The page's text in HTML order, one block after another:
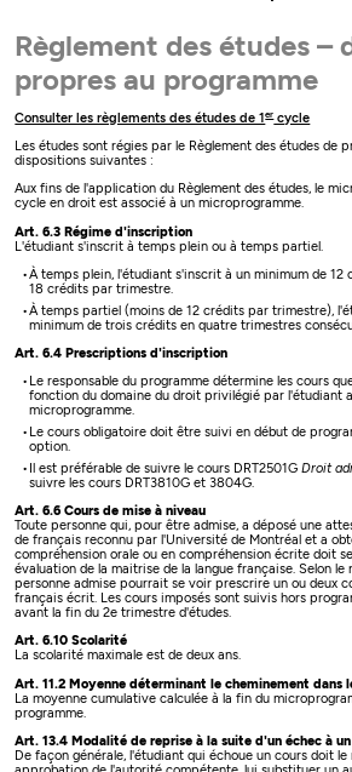
Règlement des études –
propres au programme
Consulter les règlements des études de 1ercycle
Les études sont régies par le Règlement des études de
dispositions suivantes :
Aux fins de l'application du Règlement des études, le
cycle en droit est associé à un microprogramme.
Art. 6.3 Régime d'inscription
L'étudiant s'inscrit à temps plein ou à temps partiel.
À temps plein, l'étudiant s'inscrit à un minimum de 12
18 crédits par trimestre.
À temps partiel (moins de 12 crédits par trimestre),
minimum de trois crédits en quatre trimestres
Art. 6.4 Prescriptions d'inscription
Le responsable du programme détermine les cours
fonction du domaine du droit privilégié par l'étudiant
microprogramme.
Le cours obligatoire doit être suivi en début de
option.
Il est préférable de suivre le cours DRT2501G Droit
suivre les cours DRT3810G et 3804G.
Art. 6.6 Cours de mise à niveau
Toute personne qui, pour être admise, a déposé une
de français reconnu par l'Université de Montréal et a
compréhension orale ou en compréhension écrite doit
évaluation de la maitrise de la langue française. Selon
personne admise pourrait se voir prescrire un ou deux
français écrit. Les cours imposés sont suivis hors
avant la fin du 2e trimestre d'études.
Art. 6.10 Scolarité
La scolarité maximale est de deux ans.
Art. 11.2 Moyenne déterminant le cheminement dans
La moyenne cumulative calculée à la fin du
programme.
Art. 13.4 Modalité de reprise à la suite d'un échec à
De façon générale, l'étudiant qui échoue un cours doit